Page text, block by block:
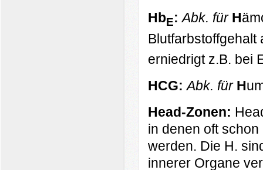
HbE:Abk. für H
Blutfarbstoffgehalt
erniedrigt z.B. bei
HCG:Abk. für H
Head-Zonen:
in denen oft
werden. Die H.
innerer Organe